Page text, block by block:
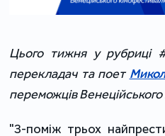
Цього тижня у рубриці
перекладач та поет
переможців
"З-поміж трьох